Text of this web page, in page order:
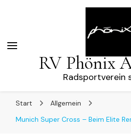
RV Phönix
Radsportverein
Start
Allgemein
Munich Super Cross – Beim Elite